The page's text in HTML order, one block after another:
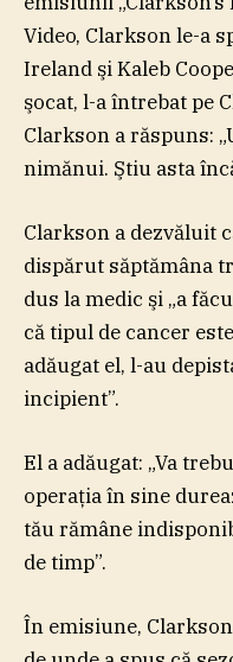
Video, Clarkson le-a
Ireland şi Kaleb
şocat, l-a întrebat pe
Clarkson a răspuns:
nimănui. Ştiu asta
Clarkson a dezvăluit
dispărut săptămâna
dus la medic şi „a
că tipul de cancer
adăugat el, l-au
incipient”.
El a adăugat: „Va
operaţia în sine
tău rămâne
de timp”.
În emisiune,